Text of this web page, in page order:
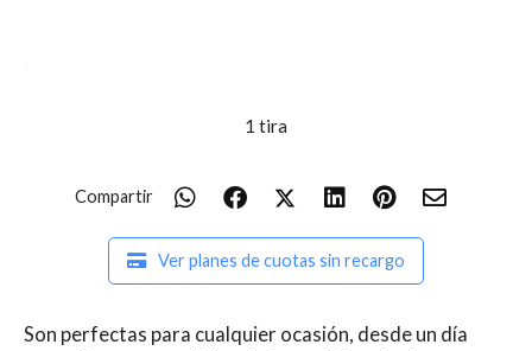
1 tira
Compartir
Ver planes de cuotas sin recargo
Son perfectas para cualquier ocasión, desde un día